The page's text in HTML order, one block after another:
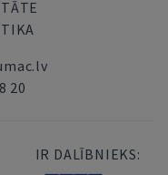
20
IR DALĪBNIEKS: